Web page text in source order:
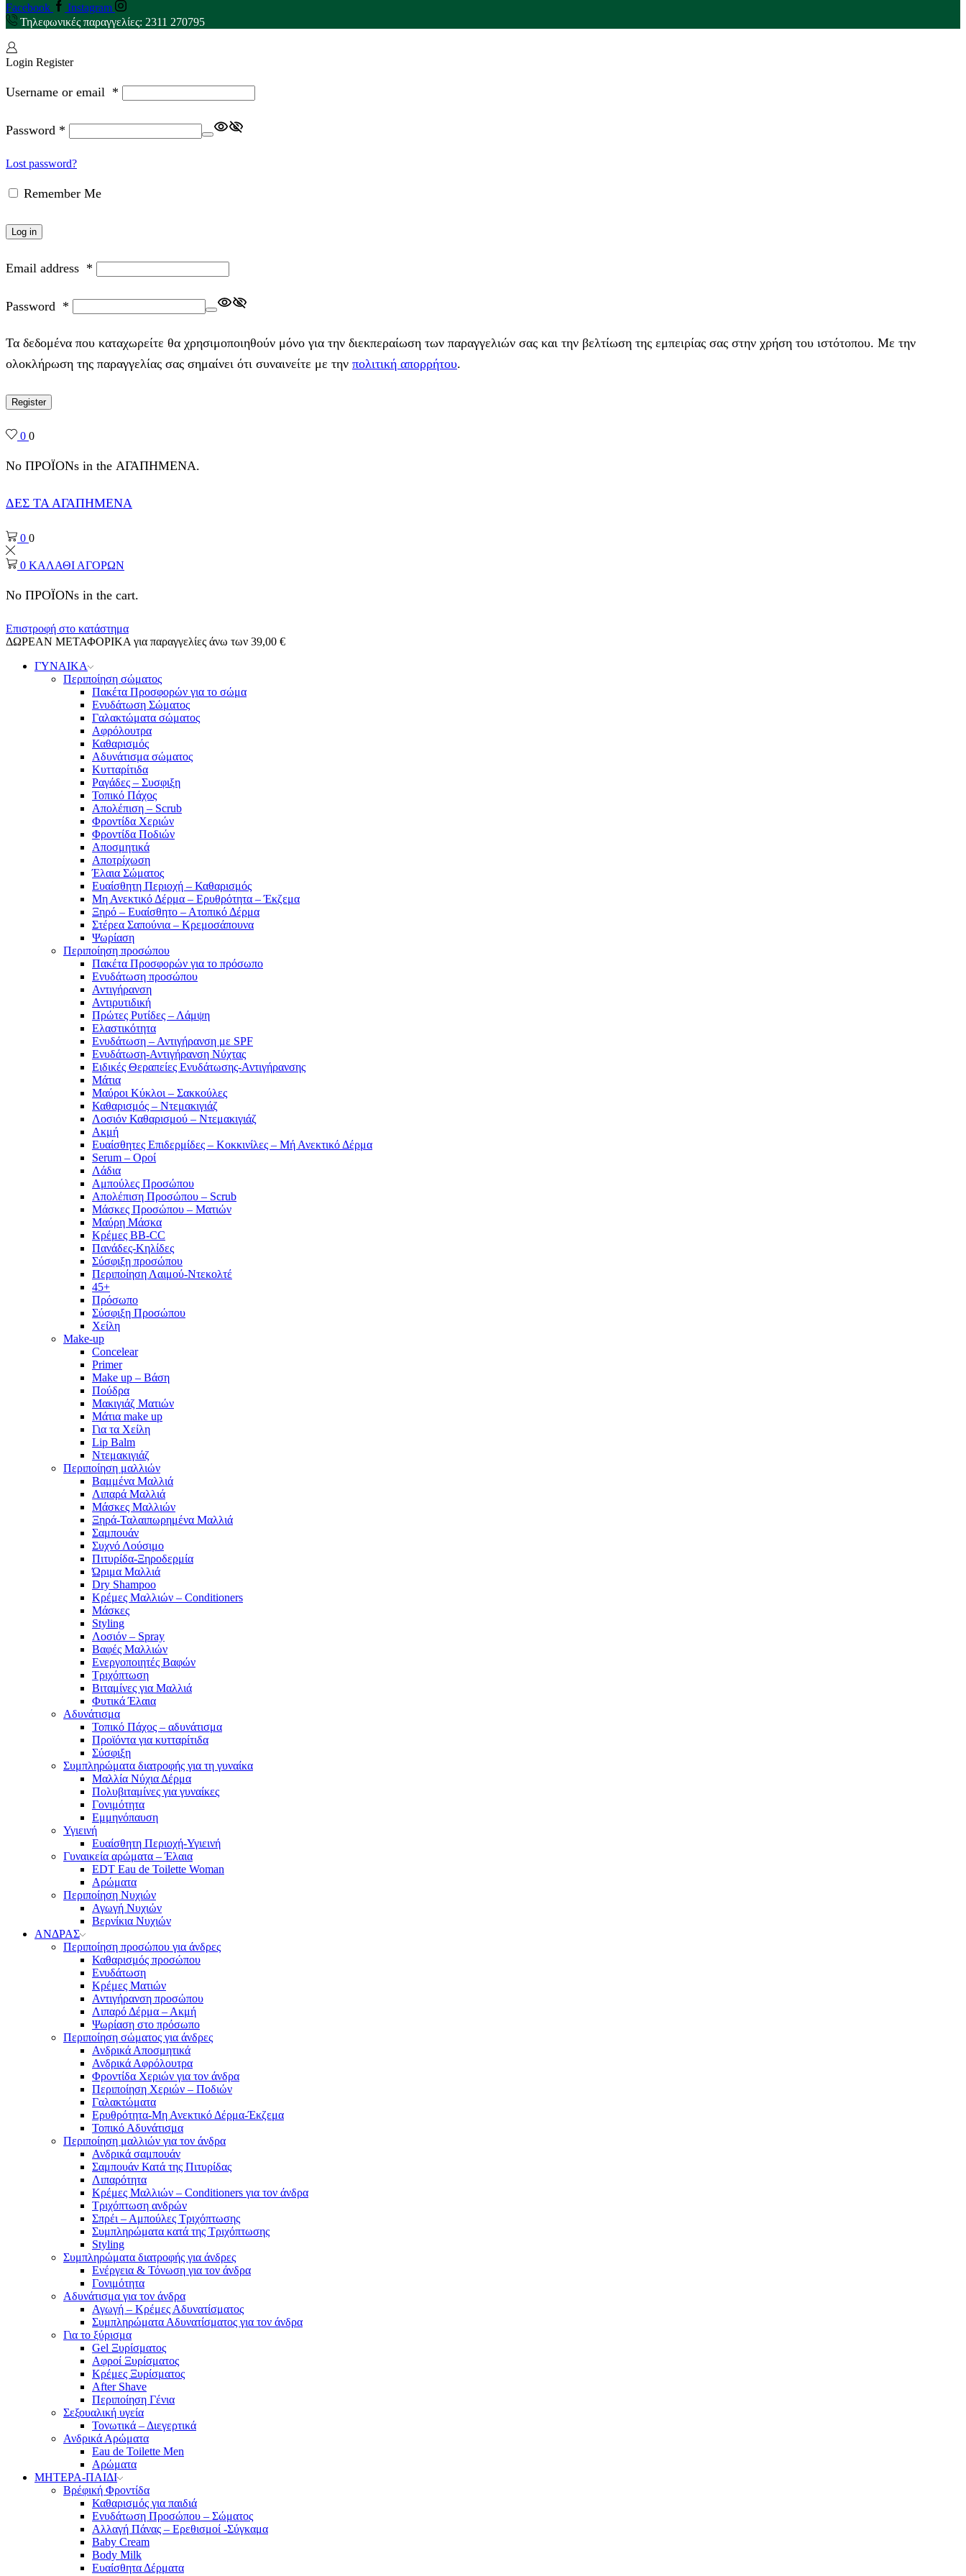
Facebook
Instagram
Τηλεφωνικές παραγγελίες: 2311 270795
Login Register
Username or email *
Password *
Lost password?
Remember Me
Log in
Email address *
Password *
Τα δεδομένα που καταχωρείτε θα χρησιμοποιηθούν μόνο για την διεκπεραίωση των παραγγελιών σας και την βελτίωση της εμπειρίας σας στην χρήση του ιστότοπου. Με την
ολοκλήρωση της παραγγελίας σας σημαίνει ότι συναινείτε με την πολιτική απορρήτου.
Register
0 0
No ΠΡΟΪΟΝs in the ΑΓΑΠΗΜΕΝΑ.
ΔΕΣ ΤΑ ΑΓΑΠΗΜΕΝΑ
0 0
0 ΚΑΛΑΘΙ ΑΓΟΡΩΝ
No ΠΡΟΪΟΝs in the cart.
Επιστροφή στο κατάστημα
ΔΩΡΕΑΝ ΜΕΤΑΦΟΡΙΚΑ για παραγγελίες άνω των 39,00 €
ΓΥΝΑΙΚΑ
Περιποίηση σώματος
Πακέτα Προσφορών για το σώμα
Ενυδάτωση Σώματος
Γαλακτώματα σώματος
Αφρόλουτρα
Καθαρισμός
Αδυνάτισμα σώματος
Κυτταρίτιδα
Ραγάδες – Συσφιξη
Τοπικό Πάχος
Απολέπιση – Scrub
Φροντίδα Χεριών
Φροντίδα Ποδιών
Αποσμητικά
Αποτρίχωση
Έλαια Σώματος
Ευαίσθητη Περιοχή – Καθαρισμός
Μη Ανεκτικό Δέρμα – Ερυθρότητα – Έκζεμα
Ξηρό – Ευαίσθητο – Ατοπικό Δέρμα
Στέρεα Σαπούνια – Κρεμοσάπουνα
Ψωρίαση
Περιποίηση προσώπου
Πακέτα Προσφορών για το πρόσωπο
Ενυδάτωση προσώπου
Αντιγήρανση
Αντιρυτιδική
Πρώτες Ρυτίδες – Λάμψη
Ελαστικότητα
Ενυδάτωση – Αντιγήρανση με SPF
Ενυδάτωση-Αντιγήρανση Νύχτας
Ειδικές Θεραπείες Ενυδάτωσης-Αντιγήρανσης
Μάτια
Μαύροι Κύκλοι – Σακκούλες
Καθαρισμός – Ντεμακιγιάζ
Λοσιόν Καθαρισμού – Ντεμακιγιάζ
Ακμή
Ευαίσθητες Επιδερμίδες – Κοκκινίλες – Μή Ανεκτικό Δέρμα
Serum – Οροί
Λάδια
Αμπούλες Προσώπου
Απολέπιση Προσώπου – Scrub
Μάσκες Προσώπου – Ματιών
Μαύρη Μάσκα
Κρέμες BB-CC
Πανάδες-Κηλίδες
Σύσφιξη προσώπου
Περιποίηση Λαιμού-Ντεκολτέ
45+
Πρόσωπο
Σύσφιξη Προσώπου
Χείλη
Make-up
Concelear
Primer
Make up – Βάση
Πούδρα
Μακιγιάζ Ματιών
Μάτια make up
Για τα Χείλη
Lip Balm
Ντεμακιγιάζ
Περιποίηση μαλλιών
Βαμμένα Μαλλιά
Λιπαρά Μαλλιά
Μάσκες Μαλλιών
Ξηρά-Ταλαιπωρημένα Μαλλιά
Σαμπουάν
Συχνό Λούσιμο
Πιτυρίδα-Ξηροδερμία
Ώριμα Μαλλιά
Dry Shampoo
Κρέμες Μαλλιών – Conditioners
Μάσκες
Styling
Λοσιόν – Spray
Βαφές Μαλλιών
Ενεργοποιητές Βαφών
Τριχόπτωση
Βιταμίνες για Μαλλιά
Φυτικά Έλαια
Αδυνάτισμα
Τοπικό Πάχος – αδυνάτισμα
Προϊόντα για κυτταρίτιδα
Σύσφιξη
Συμπληρώματα διατροφής για τη γυναίκα
Μαλλία Νύχια Δέρμα
Πολυβιταμίνες για γυναίκες
Γονιμότητα
Εμμηνόπαυση
Υγιεινή
Ευαίσθητη Περιοχή-Υγιεινή
Γυναικεία αρώματα – Έλαια
EDT Eau de Toilette Woman
Αρώματα
Περιποίηση Νυχιών
Αγωγή Νυχιών
Βερνίκια Νυχιών
ΑΝΔΡΑΣ
Περιποίηση προσώπου για άνδρες
Καθαρισμός προσώπου
Ενυδάτωση
Κρέμες Ματιών
Αντιγήρανση προσώπου
Λιπαρό Δέρμα – Ακμή
Ψωρίαση στο πρόσωπο
Περιποίηση σώματος για άνδρες
Ανδρικά Αποσμητικά
Ανδρικά Αφρόλουτρα
Φροντίδα Χεριών για τον άνδρα
Περιποίηση Χεριών – Ποδιών
Γαλακτώματα
Ερυθρότητα-Μη Ανεκτικό Δέρμα-Έκζεμα
Τοπικό Αδυνάτισμα
Περιποίηση μαλλιών για τον άνδρα
Ανδρικά σαμπουάν
Σαμπουάν Κατά της Πιτυρίδας
Λιπαρότητα
Κρέμες Μαλλιών – Conditioners για τον άνδρα
Τριχόπτωση ανδρών
Σπρέι – Αμπούλες Τριχόπτωσης
Συμπληρώματα κατά της Τριχόπτωσης
Styling
Συμπληρώματα διατροφής για άνδρες
Ενέργεια & Τόνωση για τον άνδρα
Γονιμότητα
Αδυνάτισμα για τον άνδρα
Αγωγή – Κρέμες Αδυνατίσματος
Συμπληρώματα Αδυνατίσματος για τον άνδρα
Για το ξύρισμα
Gel Ξυρίσματος
Αφροί Ξυρίσματος
Κρέμες Ξυρίσματος
After Shave
Περιποίηση Γένια
Σεξουαλική υγεία
Τονωτικά – Διεγερτικά
Ανδρικά Αρώματα
Eau de Toilette Men
Αρώματα
ΜΗΤΕΡΑ-ΠΑΙΔΙ
Βρέφική Φροντίδα
Καθαρισμός για παιδιά
Ενυδάτωση Προσώπου – Σώματος
Αλλαγή Πάνας – Ερεθισμοί -Σύγκαμα
Baby Cream
Body Milk
Ευαίσθητα Δέρματα